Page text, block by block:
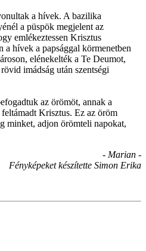
a hívek. A bazilika
a püspök megjelent az
emlékeztessen Krisztus
a hívek a papsággal körmenetben
elénekelték a Te Deumot,
imádság után szentségi
az örömöt, annak a
Krisztus. Ez az öröm
minket, adjon örömteli napokat,
- Marian -
Fényképeket készítette Simon Erika